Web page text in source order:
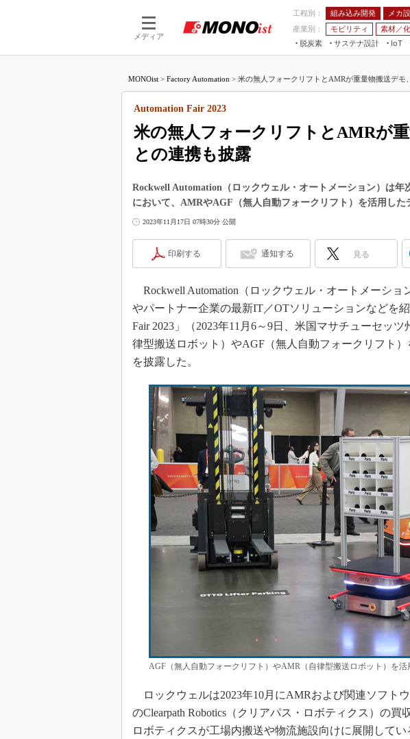
メディア
工程別： 組み込み開発 メカ
産業別：
モビリティ 素材／
脱炭素
サステナ設計
IoT
つながる工場AI×設備保全 JIMTOF
IIFES
TECHNO-
EdgeTech+
産業オー
MONOist > Factory Automation > 米の無人フォークリフトとAMRが重量物搬送デモ
米の無人フォークリフトとAMRが
との連携も披露
Automation Fair 2023
Rockwell Automation（ロックウェル・オートメーション）は年
において、AMRやAGF（無人自動フォークリフト）を活用した
2023年11月17日 07時30分 公開
印刷する 通知する 見る
Rockwell Automation（ロックウェル・オートメーショ
やパートナー企業の最新IT／OTソリューションなどを
Fair 2023」（2023年11月6～9日、米国マサチューセッ
律型搬送ロボット）やAGF（無人自動フォークリフト
を披露した。
AGF（無人自動フォークリフト）やAMR（自律型搬送ロボット）を活
ロックウェルは2023年10月にAMRおよび関連ソフト
のClearpath Robotics（クリアパス・ロボティクス）の買
ロボティクスが工場内搬送や物流施設向けに展開してい